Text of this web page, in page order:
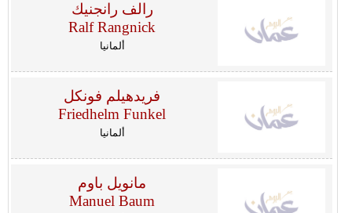
رالف رانجنيك
Ralf Rangnick
ألمانيا
فريدهيلم فونكل
Friedhelm Funkel
ألمانيا
مانويل باوم
Manuel Baum